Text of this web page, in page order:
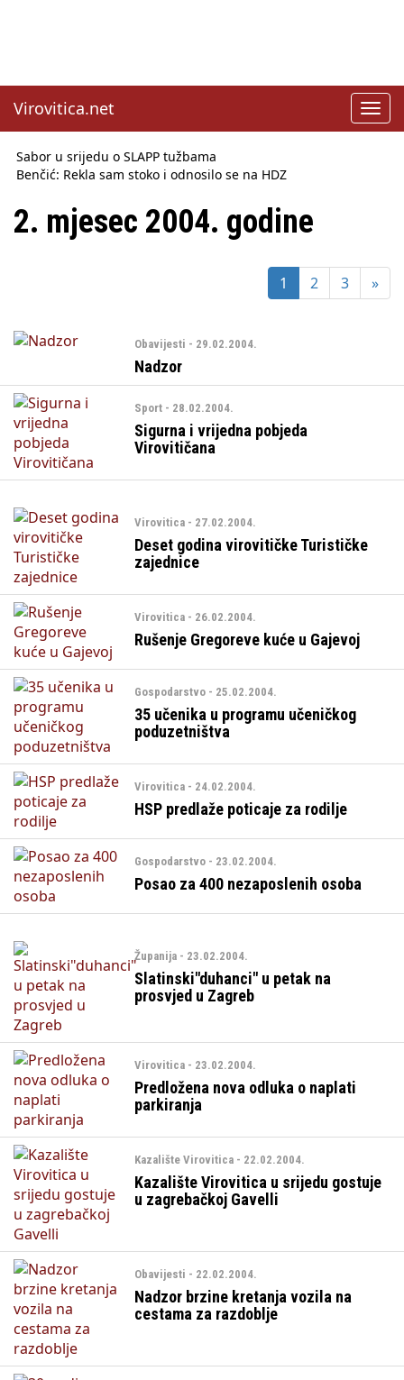
Virovitica.net
Sabor u srijedu o SLAPP tužbama
Benčić: Rekla sam stoko i odnosilo se na HDZ
godine
Sindikati traže zaštitu plaća od inflacije, Ćorić pregovore
Državni tajnik Rukavina: Hrvatska ima 3,6 milijuna birača
HŽ Infrastruktura: Nesreće na željezničkim prijelazima
bar Coco Choco
2. mjesec 2004. godine
1 2 3 »
Obavijesti - 29.02.2004.
Nadzor
Sport - 28.02.2004.
Sigurna i vrijedna pobjeda
Virovitičana
Virovitica - 27.02.2004.
Deset godina virovitičke Turističke
zajednice
Virovitica - 26.02.2004.
Rušenje Gregoreve kuće u Gajevoj
Gospodarstvo - 25.02.2004.
35 učenika u programu učeničkog
poduzetništva
Virovitica - 24.02.2004.
HSP predlaže poticaje za rodilje
Gospodarstvo - 23.02.2004.
Posao za 400 nezaposlenih osoba
Županija - 23.02.2004.
Slatinski"duhanci" u petak na
prosvjed u Zagreb
Virovitica - 23.02.2004.
Predložena nova odluka o naplati
parkiranja
Kazalište Virovitica - 22.02.2004.
Kazalište Virovitica u srijedu gostuje
u zagrebačkoj Gavelli
Obavijesti - 22.02.2004.
Nadzor brzine kretanja vozila na
cestama za razdoblje